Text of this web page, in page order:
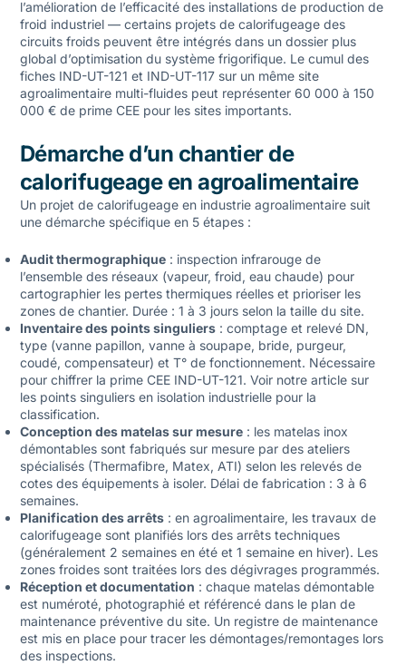
l’amélioration de l’efficacité des installations de production de
froid industriel — certains projets de calorifugeage des
circuits froids peuvent être intégrés dans un dossier plus
global d’optimisation du système frigorifique. Le cumul des
fiches IND-UT-121 et IND-UT-117 sur un même site
agroalimentaire multi-fluides peut représenter 60 000 à 150
000 € de prime CEE pour les sites importants.
Démarche d’un chantier de
calorifugeage en agroalimentaire
Un projet de calorifugeage en industrie agroalimentaire suit
une démarche spécifique en 5 étapes :
Audit thermographique: inspection infrarouge de
l’ensemble des réseaux (vapeur, froid, eau chaude) pour
cartographier les pertes thermiques réelles et prioriser les
zones de chantier. Durée : 1 à 3 jours selon la taille du site.
Inventaire des points singuliers: comptage et relevé DN,
type (vanne papillon, vanne à soupape, bride, purgeur,
coudé, compensateur) et T° de fonctionnement. Nécessaire
pour chiffrer la prime CEE IND-UT-121. Voir notre article sur
les points singuliers en isolation industriellepour la
classification.
Conception des matelas sur mesure: les matelas inox
démontables sont fabriqués sur mesure par des ateliers
spécialisés (Thermafibre, Matex, ATI) selon les relevés de
cotes des équipements à isoler. Délai de fabrication : 3 à 6
semaines.
Planification des arrêts: en agroalimentaire, les travaux de
calorifugeage sont planifiés lors des arrêts techniques
(généralement 2 semaines en été et 1 semaine en hiver). Les
zones froides sont traitées lors des dégivrages programmés.
Réception et documentation : chaque matelas démontable
est numéroté, photographié et référencé dans le plan de
maintenance préventive du site. Un registre de maintenance
est mis en place pour tracer les démontages/remontages lors
des inspections.